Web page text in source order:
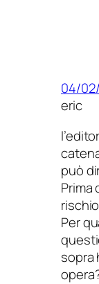
04/
eric
può
Prima
Per
sopra